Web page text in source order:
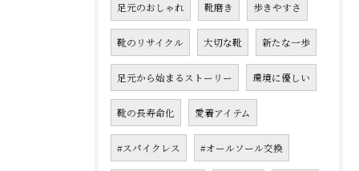
足元のおしゃれ 靴磨き 歩きやすさ
靴のリサイクル 大切な靴 新たな一歩
足元から始まるストーリー 環境に優しい
靴の長寿命化 愛着アイテム
#スパイクレス #オールソール交換